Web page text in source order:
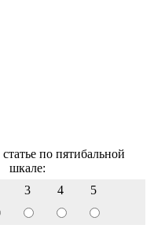
по пятибальной
шкале:
3 4 5